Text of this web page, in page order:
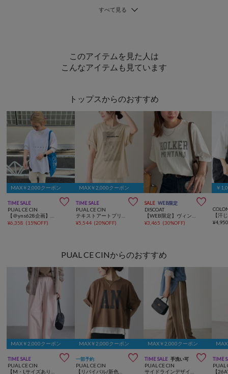
このアイテムを見た人は
こんなアイテムも見ています
トップスからのおすすめ
MAX￥2,000クーポン
TIME SALE 
PUAL CE CIN
¥6,358 (15%OFF)
MAX￥2,000クーポン
TIME SALE 
PUAL CE CIN
¥5,544 (20%OFF)
SALE WEB限定 
DISCOAT
¥3,465 (30%OFF)
￥
¥
PUAL CE CINからのおすすめ
MAX￥2,000クーポン
TIME SALE 
PUAL CE CIN
MAX￥2,000クーポン
一部予約 
PUAL CE CIN
MAX￥2,000クーポン
TIME SALE 手洗い可 
PUAL CE CIN
TIME
PUAL